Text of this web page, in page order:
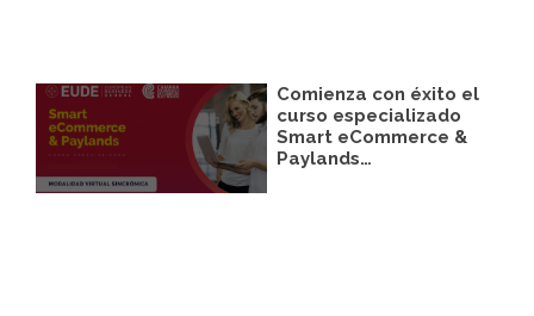
Comienza con éxito el
curso especializado
Smart eCommerce &
Paylands…